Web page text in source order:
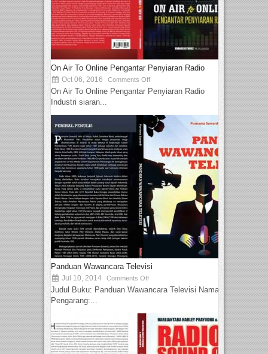
On Air To Online Pengantar Penyiaran Radio
Oct 06, 2016 Comments Off
On Air To Online Pengantar Penyiaran Radio
Industri siaran...
Panduan Wawancara Televisi
Jul 10, 2014 Comments Off
Judul Buku: Panduan Wawancara Televisi Nama
Pengarang:...